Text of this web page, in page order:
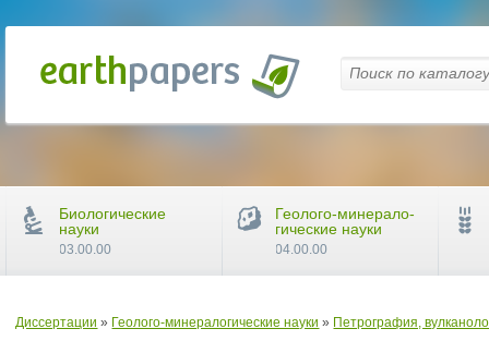
Диссертации » Геолого-минералогические науки » Петрография,
Биологические
науки
03.00.00
Геолого-минерало-
гические науки
04.00.00